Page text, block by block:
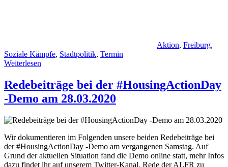
Aktion, Freiburg,
Soziale Kämpfe, Stadtpolitik, Termin
Weiterlesen
Redebeiträge bei der #HousingActionDay
-Demo am 28.03.2020
Wir dokumentieren im Folgenden unsere beiden Redebeiträge bei
der #HousingActionDay -Demo am vergangenen Samstag. Auf
Grund der aktuellen Situation fand die Demo online statt, mehr Infos
dazu findet ihr auf unserem Twitter-Kanal. Rede der ALFR zu